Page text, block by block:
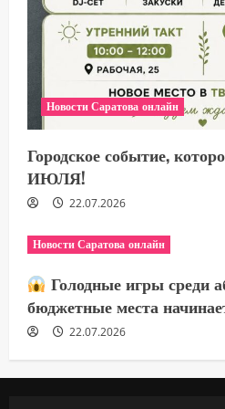
Новости Саратова онлайн
Городское событие,
ИЮЛЯ!
22.07.2026
Новости Саратова онлайн
Голодные игры среди
бюджетные места
22.07.2026